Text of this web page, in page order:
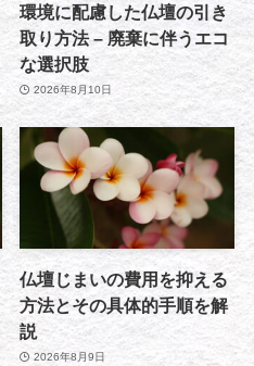
環境に配慮した仏壇の引き
取り方法 – 廃棄に伴うエコ
な選択肢
2026年8月10日
仏壇じまいの費用を抑える
方法とその具体的手順を解
説
2026年8月9日